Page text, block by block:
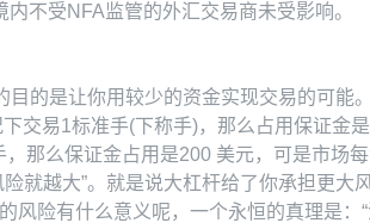
不受NFA监管的外汇交易商未受影响。
的是让你用较少的资金实现交易的可能
交易1标准手(下称手)，那么占用保证金
那么保证金占用是200 美元，可是市场
就越大”。就是说大杠杆给了你承担更大
险有什么意义呢，一个永恒的真理是：